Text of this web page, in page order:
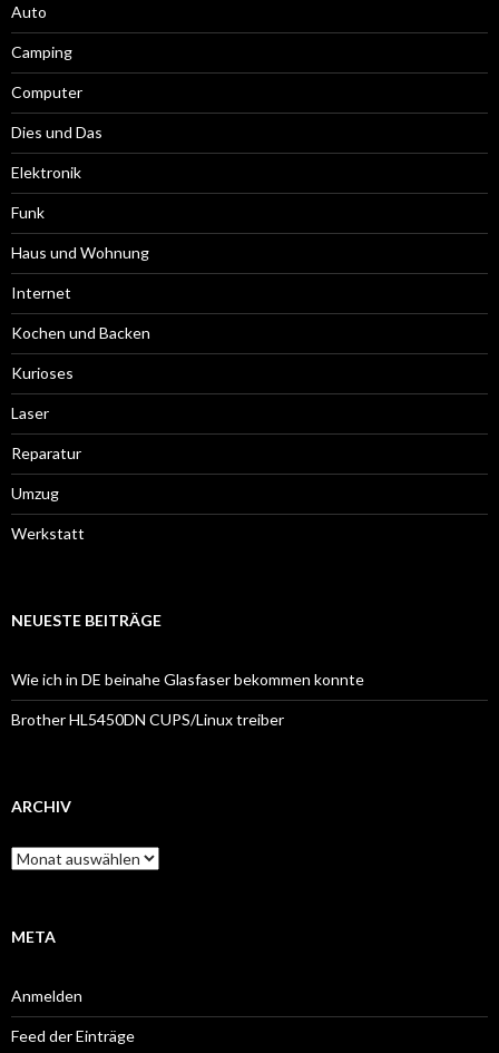
Auto
Camping
Computer
Dies und Das
Elektronik
Funk
Haus und Wohnung
Internet
Kochen und Backen
Kurioses
Laser
Reparatur
Umzug
Werkstatt
NEUESTE BEITRÄGE
Wie ich in DE beinahe Glasfaser bekommen konnte
Brother HL5450DN CUPS/Linux treiber
ARCHIV
Archiv
META
Anmelden
Feed der Einträge